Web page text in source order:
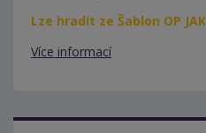
Lze hradit ze Šablon OP JAK
Více informací